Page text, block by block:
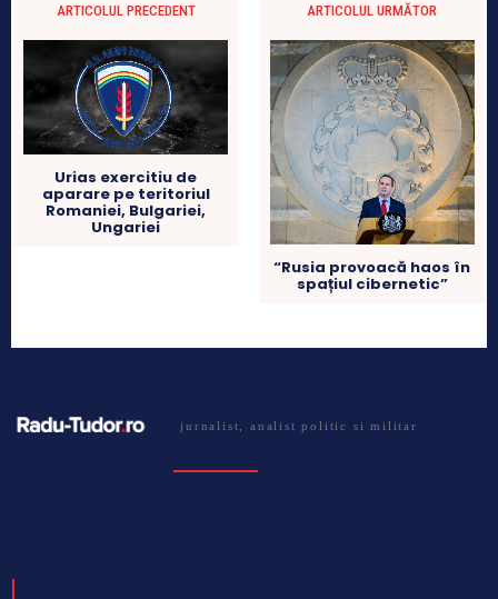
ARTICOLUL PRECEDENT
Urias exercitiu de
aparare pe teritoriul
Romaniei, Bulgariei,
Ungariei
ARTICOLUL URMĂTOR
“Rusia provoacă haos în
spațiul cibernetic”
jurnalist, analist politic si militar